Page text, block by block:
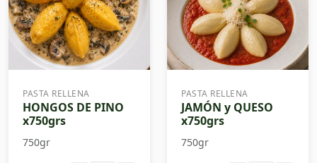
PASTA RELLENA
HONGOS DE PINO
x750grs
750gr
PASTA RELLENA
JAMÓN y QUESO
x750grs
750gr